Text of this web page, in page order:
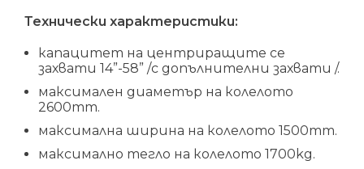
Технически характеристики:
капацитет на центриращите се
захвати 14”-58” /с допълнителни захвати /.
максимален диаметър на колелото
2600mm.
максимална ширина на колелото 1500mm.
максимално тегло на колелото 1700kg.